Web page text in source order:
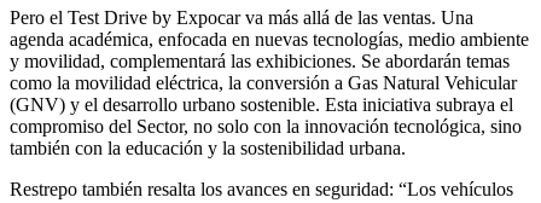
Pero el Test Drive by Expocar va más allá de las ventas. Una
agenda académica, enfocada en nuevas tecnologías, medio ambiente
y movilidad, complementará las exhibiciones. Se abordarán temas
como la movilidad eléctrica, la conversión a Gas Natural Vehicular
(GNV) y el desarrollo urbano sostenible. Esta iniciativa subraya el
compromiso del Sector, no solo con la innovación tecnológica, sino
también con la educación y la sostenibilidad urbana.
Restrepo también resalta los avances en seguridad: “Los vehículos